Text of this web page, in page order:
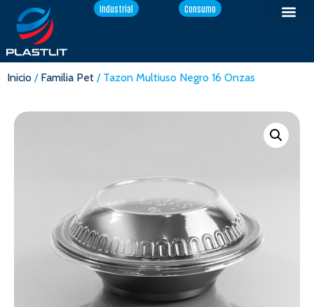
Industrial Consumo
Inicio / Familia Pet / Tazon Multiuso Negro 16 Onzas